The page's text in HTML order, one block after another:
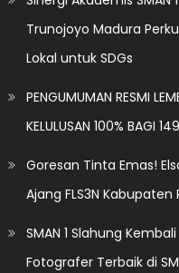
Trunojoyo Madura
Lokal untuk SDGs
PENGUMUMAN RESMI
KELULUSAN 100% BAGI
Goresan Tinta Emas!
Ajang FLS3N
SMAN 1 Slahung
Fotografer Terbaik di